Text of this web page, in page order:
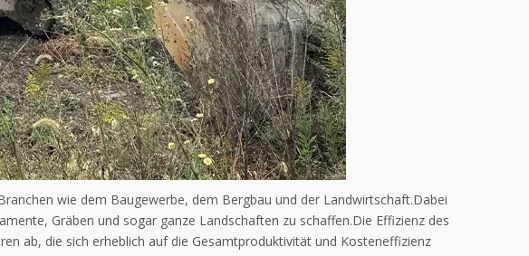
wie dem Baugewerbe, dem Bergbau und der Landwirtschaft.Dabei
Gräben und sogar ganze Landschaften zu schaffen.Die Effizienz des
ab, die sich erheblich auf die Gesamtproduktivität und Kosteneffizienz